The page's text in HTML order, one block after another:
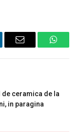
Email
de ceramica de la
in paragina